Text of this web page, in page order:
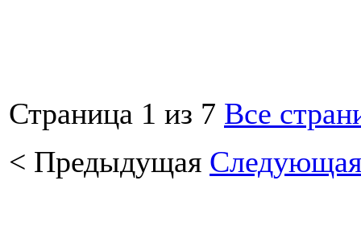
Страница 1 из 7 Все
< Предыдущая Следующая